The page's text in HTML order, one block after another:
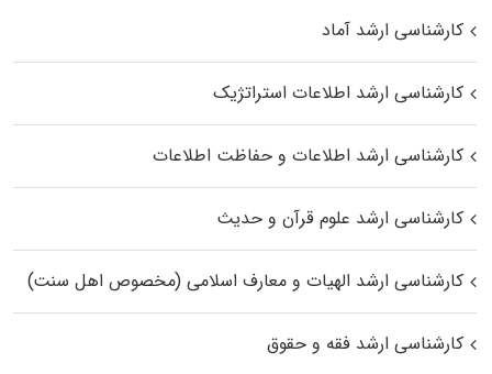
کارشناسی ارشد آماد
کارشناسی ارشد اطلاعات استراتژیک
کارشناسی ارشد اطلاعات و حفاظت اطلاعات
کارشناسی ارشد علوم قرآن و حدیث
کارشناسی ارشد الهیات و معارف اسلامی (مخصوص اهل سنت)
کارشناسی ارشد فقه و حقوق